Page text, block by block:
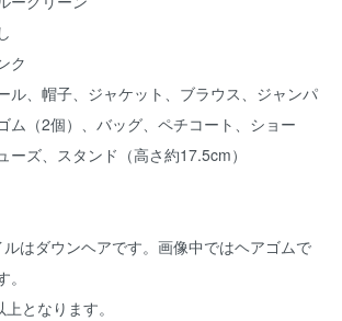
ク
ル、帽子、ジャケット、ブラウス、ジャンパ
ム（2個）、バッグ、ペチコート、ショー
ーズ、スタンド（高さ約17.5cm）
はダウンヘアです。画像中ではヘアゴムで
となります。